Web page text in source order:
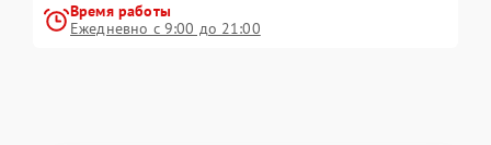
Время работы
Ежедневно с 9:00 до 21:00